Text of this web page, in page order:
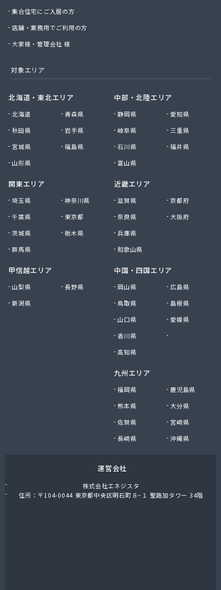
集合住宅にご入居の方
店舗・業務用でご利用の方
大家様・管理会社 様
対象エリア
北海道・東北エリア
北海道
青森県
秋田県
岩手県
宮城県
福島県
山形県
関東エリア
埼玉県
神奈川県
千葉県
東京都
茨城県
栃木県
群馬県
甲信越エリア
山梨県
長野県
新潟県
中部・北陸エリア
静岡県
愛知県
岐阜県
三重県
石川県
福井県
富山県
近畿エリア
滋賀県
京都府
奈良県
大阪府
兵庫県
和歌山県
中国・四国エリア
岡山県
広島県
鳥取県
島根県
山口県
愛媛県
香川県
高知県
九州エリア
福岡県
鹿児島県
熊本県
大分県
佐賀県
宮崎県
長崎県
沖縄県
運営会社
株式会社エネジスタ
住所：〒104-0044 東京都中央区明石町８−１ 聖路加タワー 34階